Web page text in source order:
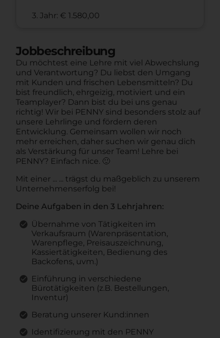
3. Jahr: € 1.580,00
Jobbeschreibung
Du möchtest eine Lehre mit viel Abwechslung
und Verantwortung? Du liebst den Umgang
mit Kunden und frischen Lebensmitteln? Du
bist freundlich, ehrgeizig, motiviert und ein
Teamplayer? Dann bist du bei uns genau
richtig! Wir bei PENNY sind besonders stolz auf
unsere Lehrlinge und fördern deren
Entwicklung. Gemeinsam wollen wir noch
mehr erreichen, daher suchen wir genau dich
als Verstärkung für unser Team! Lehre bei
PENNY? Einfach nice. 🙂
Mit einer ... ... trägst du maßgeblich zu unserem
Unternehmenserfolg bei!
Deine Aufgaben in den 3 Lehrjahren:
Übernahme von Tätigkeiten im
Verkaufsraum (Warenpräsentation,
Warenpflege, Preisauszeichnung,
Kassiertätigkeiten, Bedienung des
Backofens, uvm.)
Einführung in verschiedene
Bürotätigkeiten (z.B. Bestellungen,
Inventur)
Beratung unserer Kund:innen
Identifizierung mit den PENNY